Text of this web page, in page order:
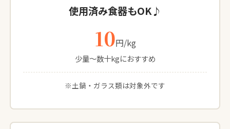
使用済み食器もOK♪
10円/kg
少量〜数十kgにおすすめ
※土鍋・ガラス類は対象外です